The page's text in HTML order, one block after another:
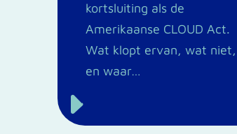
kortsluiting als de
Amerikaanse CLOUD Act.
Wat klopt ervan, wat niet,
en waar…
E